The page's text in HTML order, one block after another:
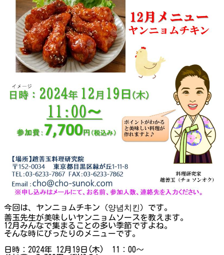
今回は、ヤンニョムチキン（양념치킨）です。
善玉先生が美味しいヤンニョムソースを教えます。
12月みんなで集まることの多い季節ですよね。
そんな時にぴったりのメニューです。
日時：2024年 12月19日(木) 11：00～